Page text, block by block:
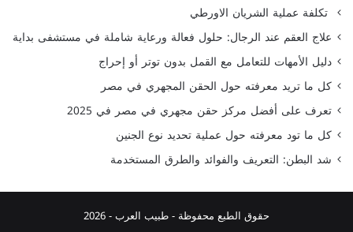
تكلفة عملية الشريان الاورطي
علاج العقم عند الرجال: حلول فعالة ورعاية شاملة في مستشفى بداية
دليل الأمهات للتعامل مع القمل بدون توتر أو إحراج
كل ما تريد معرفته حول الحقن المجهري في مصر
تعرف على أفضل مركز حقن مجهري في مصر في 2025
كل ما تود معرفته حول عملية تحديد نوع الجنين
شد البطن: التعريف والفوائد والطرق المستخدمة
حقوق الطبع محفوظة -طبيب العرب- 2026